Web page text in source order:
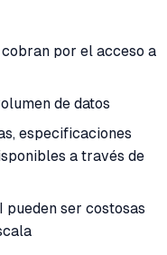
por el acceso a
de datos
especificaciones
a través de
pueden ser costosas